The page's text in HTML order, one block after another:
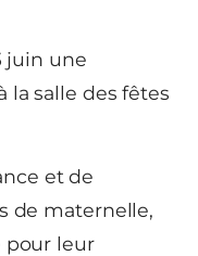
juin une
la salle des fêtes
et de
de maternelle,
pour leur